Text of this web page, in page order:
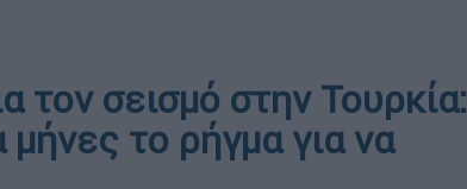
τον σεισμό στην Τουρκία:
το ρήγμα για να